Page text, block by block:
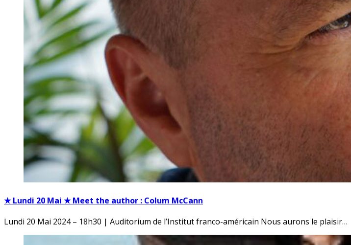
★ Lundi 20 Mai ★ Meet the author : Colum McCann
Lundi 20 Mai 2024 – 18h30 | Auditorium de l’Institut franco-américain Nous aurons le plaisir…